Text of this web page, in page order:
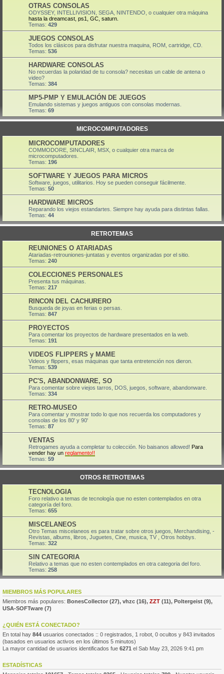
OTRAS CONSOLAS
ODYSSEY, INTELLIVISION, SEGA, NINTENDO, o cualquier otra máquina
hasta la dreamcast, ps1, GC, saturn.
Temas: 429
JUEGOS CONSOLAS
Todos los clásicos para disfrutar nuestra maquina, ROM, cartridge, CD.
Temas: 536
HARDWARE CONSOLAS
No recuerdas la polaridad de tu consola? necesitas un cable de antena o
video?
Temas: 384
MP5-PMP Y EMULACIÓN DE JUEGOS
Emulando sistemas y juegos antiguos con consolas modernas.
Temas: 69
MICROCOMPUTADORES
MICROCOMPUTADORES
COMMODORE, SINCLAIR, MSX, o cualquier otra marca de
microcomputadores.
Temas: 196
SOFTWARE Y JUEGOS PARA MICROS
Software, juegos, utilitarios. Hoy se pueden conseguir fácilmente.
Temas: 50
HARDWARE MICROS
Reparando los viejos estandartes. Siempre hay ayuda para distintas fallas.
Temas: 44
RETROTEMAS
REUNIONES O ATARIADAS
Atariadas-retrouniones-juntatas y eventos organizadas por el sitio.
Temas: 240
COLECCIONES PERSONALES
Presenta tus máquinas.
Temas: 217
RINCON DEL CACHURERO
Busqueda de joyas en ferias o persas.
Temas: 847
PROYECTOS
Para comentar los proyectos de hardware presentados en la web.
Temas: 191
VIDEOS FLIPPERS y MAME
Videos y flippers, esas máquinas que tanta entretención nos dieron.
Temas: 539
PC'S, ABANDONWARE, SO
Para comentar sobre viejos tarros, DOS, juegos, software, abandonware.
Temas: 334
RETRO-MUSEO
Para comentar y mostrar todo lo que nos recuerda los computadores y
consolas de los 80' y 90'
Temas: 87
VENTAS
Retrogames ayuda a completar tu colección. No baisanos allowed! Para
vender hay un reglamento!!
Temas: 59
OTROS RETROTEMAS
TECNOLOGIA
Foro relativo a temas de tecnología que no esten contemplados en otra
categoría del foro.
Temas: 655
MISCELANEOS
Otro Temas miscelaneos es para tratar sobre otros juegos, Merchandising, -
Revistas, albums, libros, Juguetes, Cine, musica, TV , Otros hobbys.
Temas: 322
SIN CATEGORIA
Relativo a temas que no esten contemplados en otra categoria del foro.
Temas: 258
MIEMBROS MÁS POPULARES
Miembros más populares: BonesCollector (27), vhzc (16), ZZT (11), Poltergeist (9),
USA-SOFTware (7)
¿QUIÉN ESTÁ CONECTADO?
En total hay 844 usuarios conectados :: 0 registrados, 1 robot, 0 ocultos y 843 invitados
(basados en usuarios activos en los últimos 5 minutos)
La mayor cantidad de usuarios identificados fue 6271 el Sab May 23, 2026 9:41 pm
ESTADÍSTICAS